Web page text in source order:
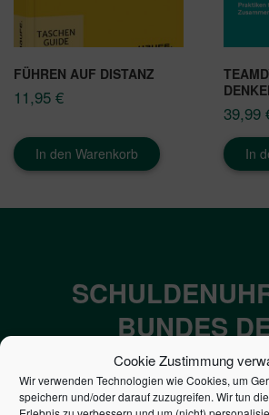
Cookie Zustimmung
Wir verwenden Technologien wie Cookies, um
speichern und/oder darauf zuzugreifen. Wir tun
FÜHREN AUF DISTANZ
11,95 €
In den Warenkorb
39,99
In
BUNDES